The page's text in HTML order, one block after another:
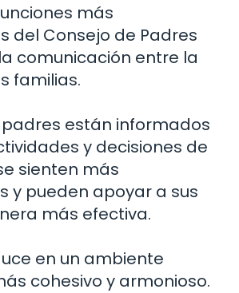
más
del Consejo de Padres
comunicación entre la
familias.
están informados
y decisiones de
sienten más
y pueden apoyar a sus
más efectiva.
en un ambiente
cohesivo y armonioso.